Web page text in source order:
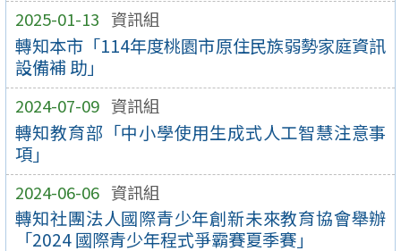
2025-01-13 資訊組
轉知本市「114年度桃園市原住民族弱勢家庭資訊
設備補 助」
2024-07-09 資訊組
轉知教育部「中小學使用生成式人工智慧注意事
項」
2024-06-06 資訊組
轉知社團法人國際青少年創新未來教育協會舉辦
「2024 國際青少年程式爭霸賽夏季賽」